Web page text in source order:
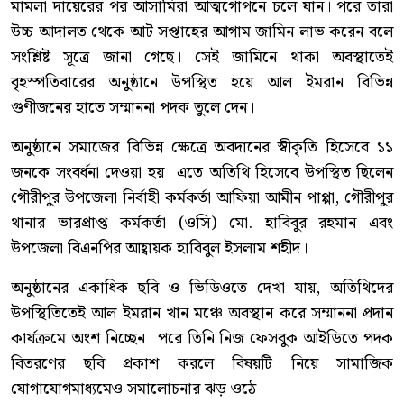
মামলা দায়েরের পর আসামিরা আত্মগোপনে চলে যান। পরে তারা
উচ্চ আদালত থেকে আট সপ্তাহের আগাম জামিন লাভ করেন বলে
সংশ্লিষ্ট সূত্রে জানা গেছে। সেই জামিনে থাকা অবস্থাতেই
বৃহস্পতিবারের অনুষ্ঠানে উপস্থিত হয়ে আল ইমরান বিভিন্ন
গুণীজনের হাতে সম্মাননা পদক তুলে দেন।
অনুষ্ঠানে সমাজের বিভিন্ন ক্ষেত্রে অবদানের স্বীকৃতি হিসেবে ১১
জনকে সংবর্ধনা দেওয়া হয়। এতে অতিথি হিসেবে উপস্থিত ছিলেন
গৌরীপুর উপজেলা নির্বাহী কর্মকর্তা আফিয়া আমীন পাপ্পা, গৌরীপুর
থানার ভারপ্রাপ্ত কর্মকর্তা (ওসি) মো. হাবিবুর রহমান এবং
উপজেলা বিএনপির আহ্বায়ক হাবিবুল ইসলাম শহীদ।
অনুষ্ঠানের একাধিক ছবি ও ভিডিওতে দেখা যায়, অতিথিদের
উপস্থিতিতেই আল ইমরান খান মঞ্চে অবস্থান করে সম্মাননা প্রদান
কার্যক্রমে অংশ নিচ্ছেন। পরে তিনি নিজ ফেসবুক আইডিতে পদক
বিতরণের ছবি প্রকাশ করলে বিষয়টি নিয়ে সামাজিক
যোগাযোগমাধ্যমেও সমালোচনার ঝড় ওঠে।